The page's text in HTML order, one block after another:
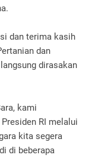
dan terima kasih
dan
dirasakan
kami
RI melalui
kita segera
di beberapa